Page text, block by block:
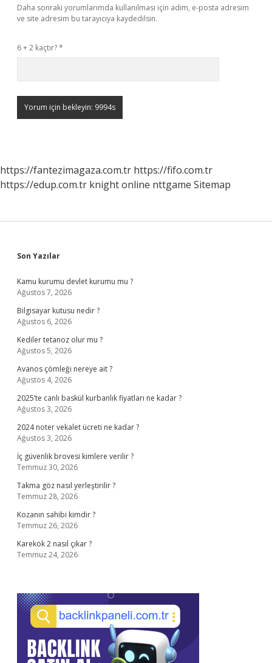
Daha sonraki yorumlarımda kullanılması için adım, e-posta adresim
ve site adresim bu tarayıcıya kaydedilsin.
6 + 2 kaçtır?*
https://fantezimagaza.com.tr https://fifo.com.tr
https://edup.com.tr knight online nttgame Sitemap
Sidebar
Son Yazılar
Kamu kurumu devlet kurumu mu ?
Ağustos 7, 2026
Bilgisayar kutusu nedir ?
Ağustos 6, 2026
Kediler tetanoz olur mu ?
Ağustos 5, 2026
Avanos çömleği nereye ait ?
Ağustos 4, 2026
2025’te canlı baskül kurbanlık fiyatları ne kadar ?
Ağustos 3, 2026
2024 noter vekalet ücreti ne kadar ?
Ağustos 3, 2026
İç güvenlik brovesi kimlere verilir ?
Temmuz 30, 2026
Takma göz nasıl yerleştirilir ?
Temmuz 28, 2026
Kozanın sahibi kimdir ?
Temmuz 26, 2026
Karekök 2 nasıl çıkar ?
Temmuz 24, 2026